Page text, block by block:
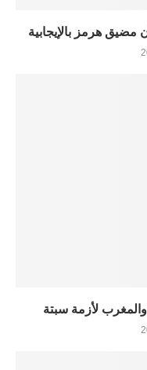
هرمز بالإيجابية
والمغرب لأزمة سبتة